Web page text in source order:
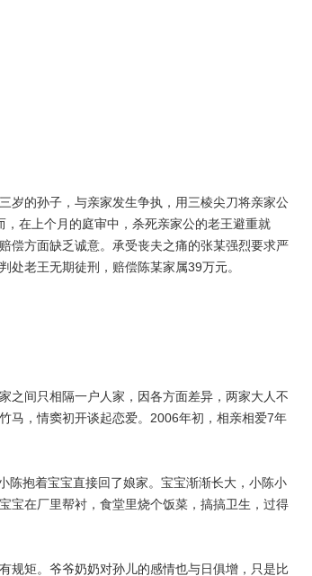
的孙子，与亲家发生争执，用三棱尖刀将亲家公
在上个月的庭审中，杀死亲家公的老王避重就
偿方面缺乏诚意。承受丧夫之痛的张某强烈要求严
处老王无期徒刑，赔偿陈某家属39万元。
间只相隔一户人家，因各方面差异，两家大人不
马，情窦初开谈起恋爱。2006年初，相亲相爱7年
抱着宝宝直接回了娘家。宝宝渐渐长大，小陈小
宝在厂里帮衬，食堂里烧个饭菜，搞搞卫生，过得
矩。爷爷奶奶对孙儿的感情也与日俱增，只是比